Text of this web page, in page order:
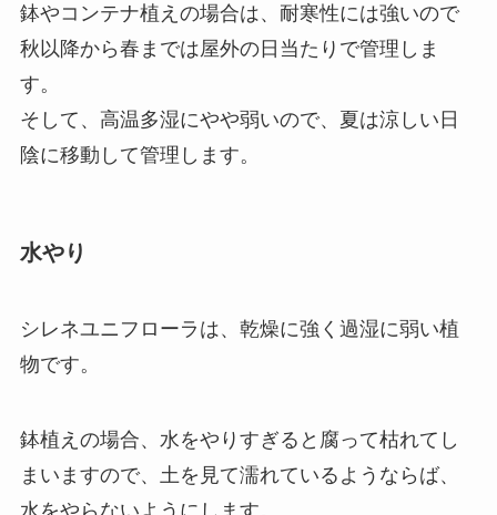
鉢やコンテナ植えの場合は、耐寒性には強いので
秋以降から春までは屋外の日当たりで管理しま
す。
そして、高温多湿にやや弱いので、夏は涼しい日
陰に移動して管理します。
水やり
シレネユニフローラは、乾燥に強く過湿に弱い植
物です。
鉢植えの場合、水をやりすぎると腐って枯れてし
まいますので、土を見て濡れているようならば、
水をやらないようにします。